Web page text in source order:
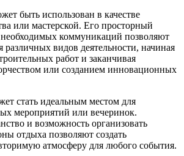
быть использован в качестве
или мастерской. Его просторный
коммуникаций позволяют
различных видов деятельности, начиная
работ и заканчивая
или созданием инновационных
стать идеальным местом для
мероприятий или вечеринок.
и возможность организовать
отдыха позволяют создать
атмосферу для любого события.